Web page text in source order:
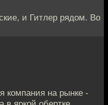
и Гитлер рядом. Во
компания на рынке -